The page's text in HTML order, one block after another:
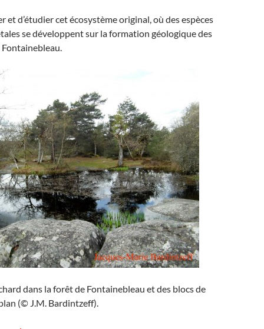
et d’étudier cet écosystème original, où des espèces
se développent sur la formation géologique des
Fontainebleau.
dans la forêt de Fontainebleau et des blocs de
(© J.M. Bardintzeff).